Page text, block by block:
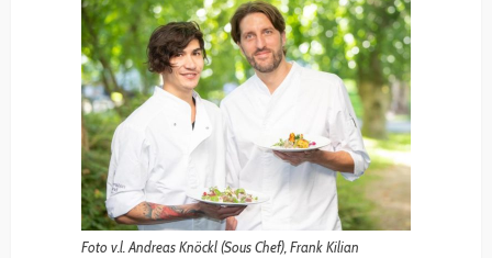
Foto v.l. Andreas Knöckl (Sous Chef), Frank Kilian